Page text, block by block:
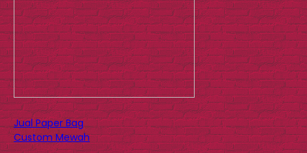
Jual Paper Bag
Custom Mewah